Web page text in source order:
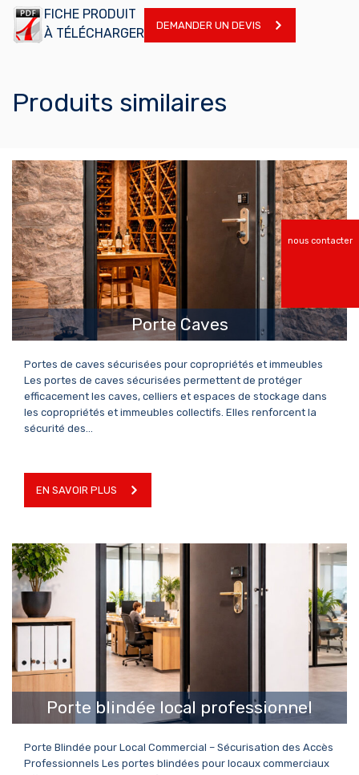
nous contacter
FICHE PRODUIT
À TÉLÉCHARGER
DEMANDER UN DEVIS
Produits similaires
Porte Caves
EN SAVOIR PLUS
Portes de caves sécurisées pour copropriétés et immeubles
Les portes de caves sécurisées permettent de protéger
efficacement les caves, celliers et espaces de stockage dans
les copropriétés et immeubles collectifs. Elles renforcent la
sécurité des…
EN SAVOIR PLUS
Porte blindée local professionnel
EN SAVOIR PLUS
Porte Blindée pour Local Commercial – Sécurisation des Accès
Professionnels Les portes blindées pour locaux commerciaux